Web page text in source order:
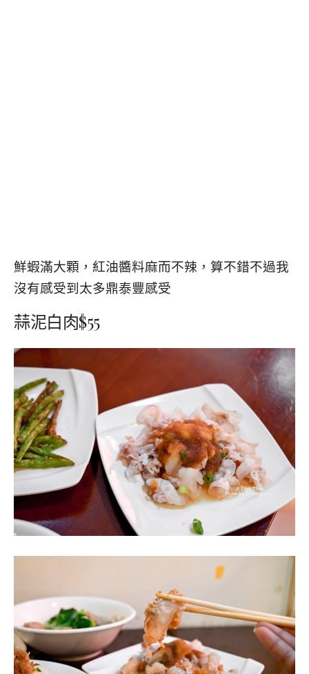
鮮蝦滿大顆，紅油醬料麻而不辣，算不錯不過我
沒有感受到太多鼎泰豐感受
蒜泥白肉$55